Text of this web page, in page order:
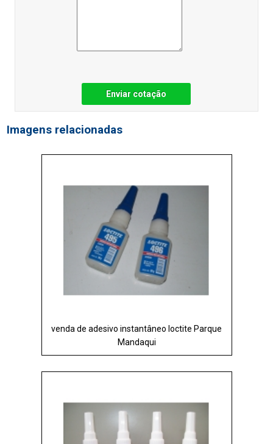
Enviar cotação
Imagens relacionadas
venda de adesivo instantâneo loctite Parque
Mandaqui